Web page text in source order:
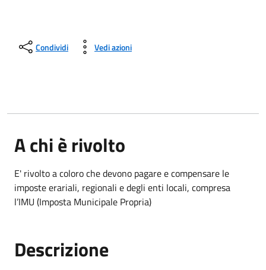
Condividi Vedi azioni
A chi è rivolto
E' rivolto a coloro che devono pagare e compensare le
imposte erariali, regionali e degli enti locali, compresa
l’IMU (Imposta Municipale Propria)
Descrizione